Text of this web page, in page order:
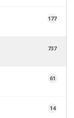
177
737
61
14